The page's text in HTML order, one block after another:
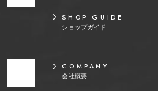
SHOP GUIDE
ショップガイド
COMPANY
会社概要